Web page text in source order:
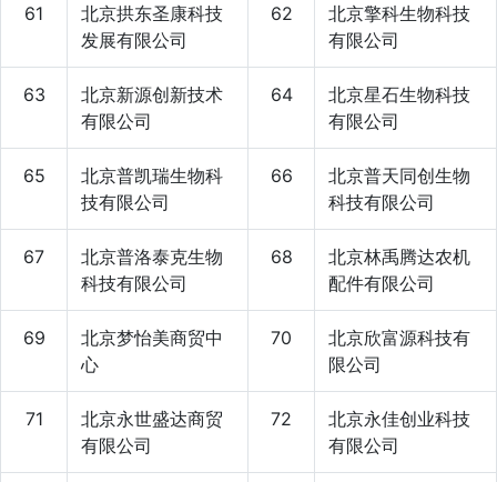
61
北京拱东圣康科技
发展有限公司
62
北京擎科生物科技
有限公司
63
北京新源创新技术
有限公司
64
北京星石生物科技
有限公司
65
北京普凯瑞生物科
技有限公司
66
北京普天同创生物
科技有限公司
67
北京普洛泰克生物
科技有限公司
68
北京林禹腾达农机
配件有限公司
69
北京梦怡美商贸中
心
70
北京欣富源科技有
限公司
71
北京永世盛达商贸
有限公司
72
北京永佳创业科技
有限公司